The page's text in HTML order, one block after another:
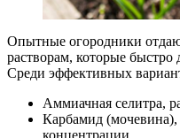
Опытные огородники
растворам, которые
Среди эффективных
Аммиачная селитра,
Карбамид